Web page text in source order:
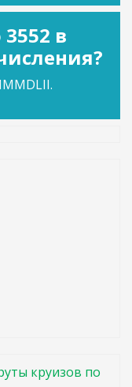
в
круизов по